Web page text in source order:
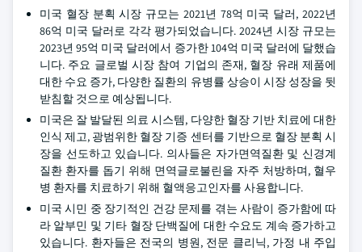
미국 혈장 분획 시장 규모는 2021년 78억 미국 달러, 2022년
86억 미국 달러로 각각 평가되었습니다. 2024년 시장 규모는
2023년 95억 미국 달러에서 증가한 104억 미국 달러에 달했습
니다. 주요 글로벌 시장 참여 기업의 존재, 혈장 유래 제품에
대한 수요 증가, 다양한 질환의 유병률 상승이 시장 성장을 뒷
받침할 것으로 예상됩니다.
미국은 잘 발달된 의료 시스템, 다양한 혈장 기반 치료에 대한
인식 제고, 광범위한 혈장 기증 센터를 기반으로 혈장 분획 시
장을 선도하고 있습니다. 의사들은 자가면역질환 및 신경계
질환 환자를 돕기 위해 면역글로불린을 자주 처방하며, 혈우
병 환자를 치료하기 위해 혈액응고인자를 사용합니다.
미국 시민 중 장기적인 건강 문제를 겪는 사람이 증가함에 따
라 알부민 및 기타 혈장 단백질에 대한 수요도 계속 증가하고
있습니다. 환자들은 전국의 병원, 전문 클리닉, 가정 내 주입